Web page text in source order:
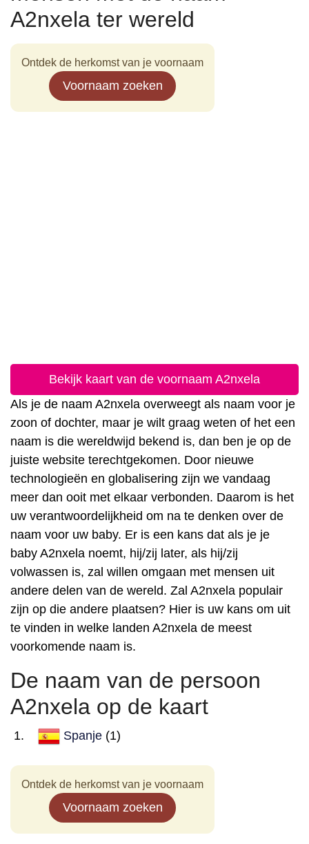
A2nxela ter wereld
Ontdek de herkomst van je voornaam
Voornaam zoeken
Bekijk kaart van de voornaam A2nxela
Als je de naam A2nxela overweegt als naam voor je
zoon of dochter, maar je wilt graag weten of het een
naam is die wereldwijd bekend is, dan ben je op de
juiste website terechtgekomen. Door nieuwe
technologieën en globalisering zijn we vandaag
meer dan ooit met elkaar verbonden. Daarom is het
uw verantwoordelijkheid om na te denken over de
naam voor uw baby. Er is een kans dat als je je
baby A2nxela noemt, hij/zij later, als hij/zij
volwassen is, zal willen omgaan met mensen uit
andere delen van de wereld. Zal A2nxela populair
zijn op die andere plaatsen? Hier is uw kans om uit
te vinden in welke landen A2nxela de meest
voorkomende naam is.
De naam van de persoon
A2nxela op de kaart
Spanje (1)
Ontdek de herkomst van je voornaam
Voornaam zoeken